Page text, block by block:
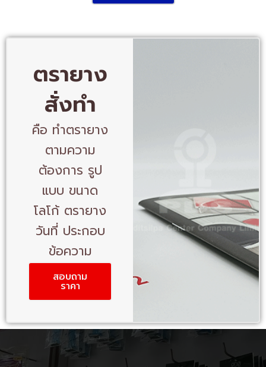
ตรายาง
สั่งทำ
คือ ทำตรายาง
ตามความ
ต้องการ รูป
แบบ ขนาด
โลโก้ ตรายาง
วันที่ ประกอบ
ข้อความ
สอบถาม
ราคา